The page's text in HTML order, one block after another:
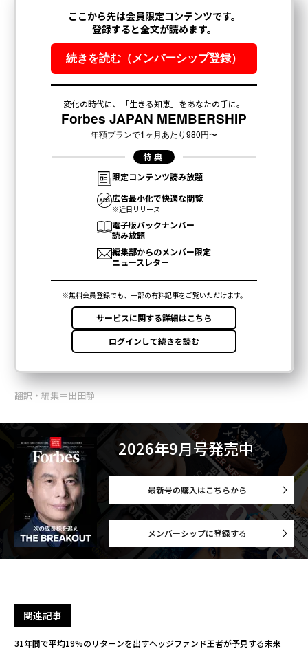
翻訳・編集＝出田静
2026年9月号発売中
最新号の購入はこちらから
メンバーシップに登録する
関連記事
31年間で平均19%のリターンを出すヘッジファンド王者が予見する未来